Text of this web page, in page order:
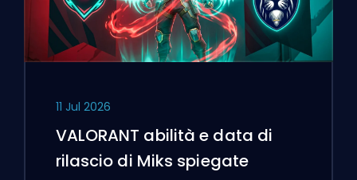
11 Jul 2026
VALORANT abilità e data di
rilascio di Miks spiegate